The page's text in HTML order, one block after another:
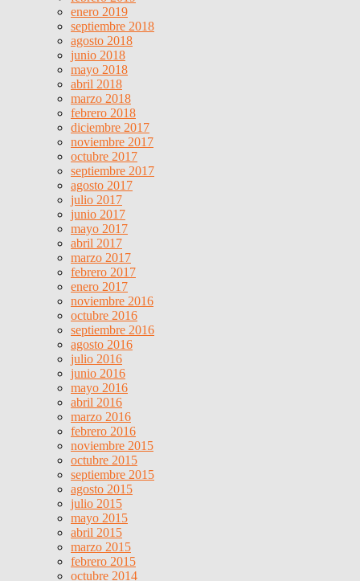
enero 2019
septiembre 2018
agosto 2018
junio 2018
mayo 2018
abril 2018
marzo 2018
febrero 2018
diciembre 2017
noviembre 2017
octubre 2017
septiembre 2017
agosto 2017
julio 2017
junio 2017
mayo 2017
abril 2017
marzo 2017
febrero 2017
enero 2017
noviembre 2016
octubre 2016
septiembre 2016
agosto 2016
julio 2016
junio 2016
mayo 2016
abril 2016
marzo 2016
febrero 2016
noviembre 2015
octubre 2015
septiembre 2015
agosto 2015
julio 2015
mayo 2015
abril 2015
marzo 2015
febrero 2015
octubre 2014